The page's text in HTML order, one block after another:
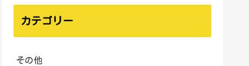
カテゴリー
その他